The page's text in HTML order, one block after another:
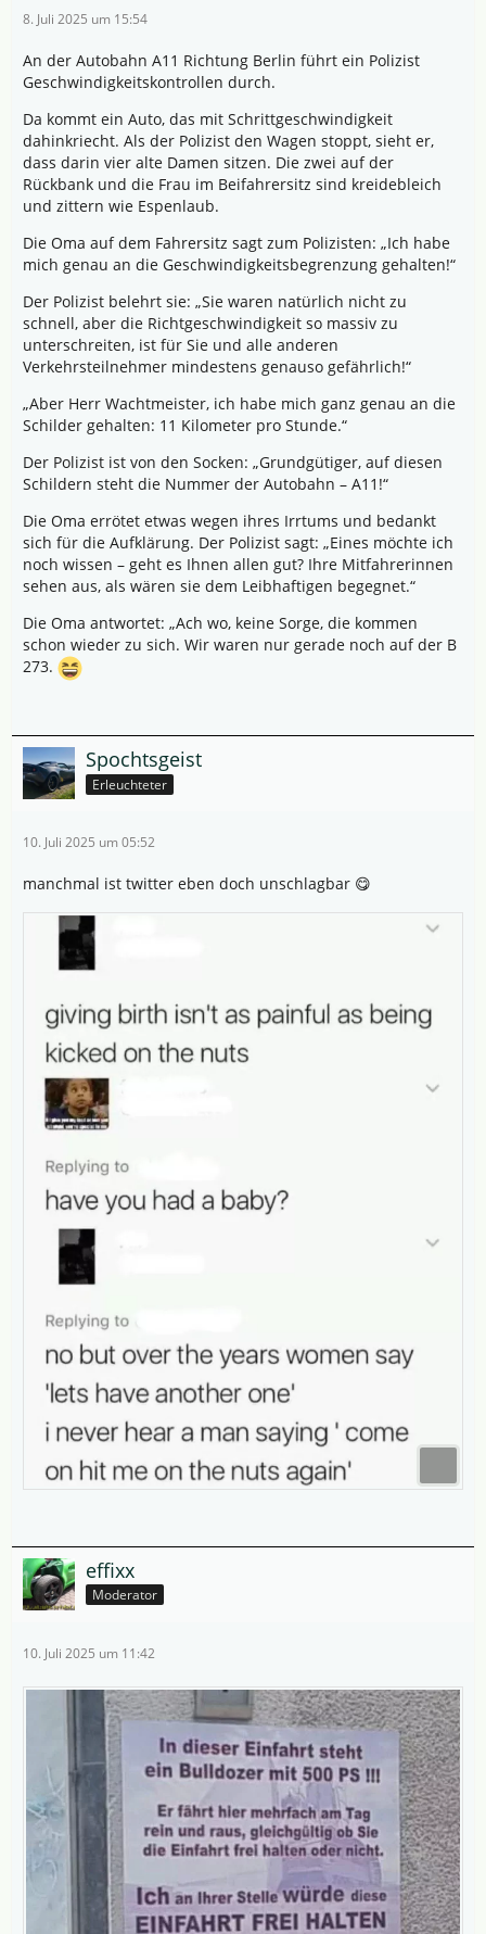
8. Juli 2025 um 15:54
An der Autobahn A11 Richtung Berlin führt ein Polizist
Geschwindigkeitskontrollen durch.
Da kommt ein Auto, das mit Schrittgeschwindigkeit
dahinkriecht. Als der Polizist den Wagen stoppt, sieht er,
dass darin vier alte Damen sitzen. Die zwei auf der
Rückbank und die Frau im Beifahrersitz sind kreidebleich
und zittern wie Espenlaub.
Die Oma auf dem Fahrersitz sagt zum Polizisten: „Ich habe
mich genau an die Geschwindigkeitsbegrenzung gehalten!“
Der Polizist belehrt sie: „Sie waren natürlich nicht zu
schnell, aber die Richtgeschwindigkeit so massiv zu
unterschreiten, ist für Sie und alle anderen
Verkehrsteilnehmer mindestens genauso gefährlich!“
„Aber Herr Wachtmeister, ich habe mich ganz genau an die
Schilder gehalten: 11 Kilometer pro Stunde.“
Der Polizist ist von den Socken: „Grundgütiger, auf diesen
Schildern steht die Nummer der Autobahn – A11!“
Die Oma errötet etwas wegen ihres Irrtums und bedankt
sich für die Aufklärung. Der Polizist sagt: „Eines möchte ich
noch wissen – geht es Ihnen allen gut? Ihre Mitfahrerinnen
sehen aus, als wären sie dem Leibhaftigen begegnet.“
Die Oma antwortet: „Ach wo, keine Sorge, die kommen
schon wieder zu sich. Wir waren nur gerade noch auf der B
273.
Spochtsgeist
Erleuchteter
10. Juli 2025 um 05:52
manchmal ist twitter eben doch unschlagbar 😋
effixx
Moderator
10. Juli 2025 um 11:42